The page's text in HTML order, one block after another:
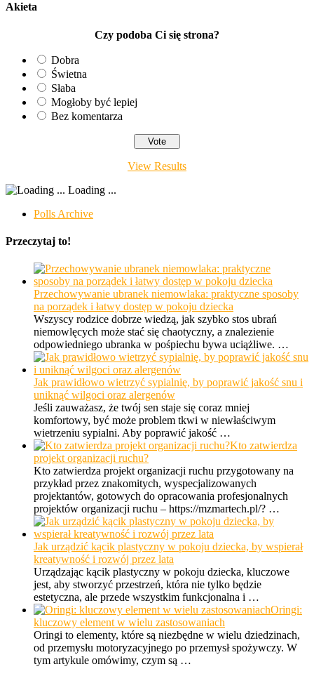
Akieta
Czy podoba Ci się strona?
Dobra
Świetna
Słaba
Mogłoby być lepiej
Bez komentarza
View Results
Loading ...
Polls Archive
Przeczytaj to!
Przechowywanie ubranek niemowlaka: praktyczne sposoby
na porządek i łatwy dostęp w pokoju dziecka
Wszyscy rodzice dobrze wiedzą, jak szybko stos ubrań
niemowlęcych może stać się chaotyczny, a znalezienie
odpowiedniego ubranka w pośpiechu bywa uciążliwe. …
Jak prawidłowo wietrzyć sypialnię, by poprawić jakość snu i
uniknąć wilgoci oraz alergenów
Jeśli zauważasz, że twój sen staje się coraz mniej
komfortowy, być może problem tkwi w niewłaściwym
wietrzeniu sypialni. Aby poprawić jakość …
Kto zatwierdza
projekt organizacji ruchu?
Kto zatwierdza projekt organizacji ruchu przygotowany na
przykład przez znakomitych, wyspecjalizowanych
projektantów, gotowych do opracowania profesjonalnych
projektów organizacji ruchu – https://mzmartech.pl/? …
Jak urządzić kącik plastyczny w pokoju dziecka, by wspierał
kreatywność i rozwój przez lata
Urządzając kącik plastyczny w pokoju dziecka, kluczowe
jest, aby stworzyć przestrzeń, która nie tylko będzie
estetyczna, ale przede wszystkim funkcjonalna i …
Oringi:
kluczowy element w wielu zastosowaniach
Oringi to elementy, które są niezbędne w wielu dziedzinach,
od przemysłu motoryzacyjnego po przemysł spożywczy. W
tym artykule omówimy, czym są …